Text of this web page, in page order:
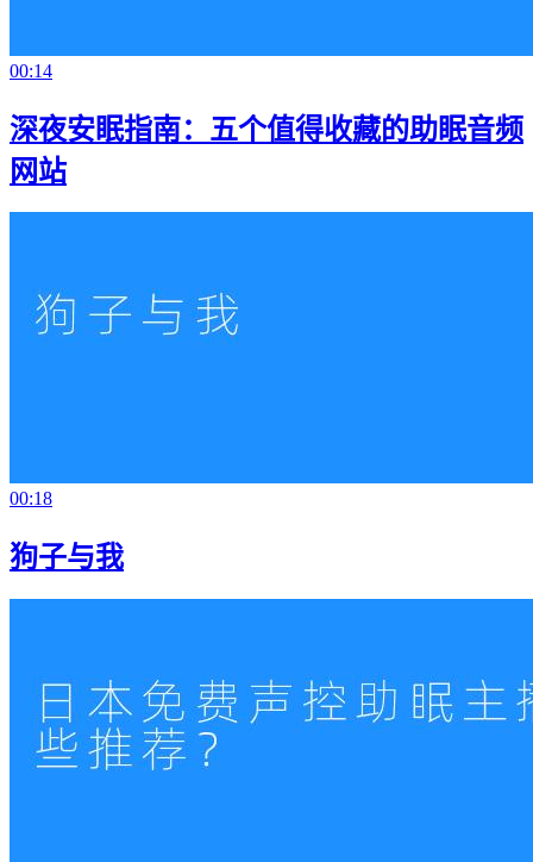
00:14
深夜安眠指南：五个值得收藏的助眠音频
网站
00:18
狗子与我